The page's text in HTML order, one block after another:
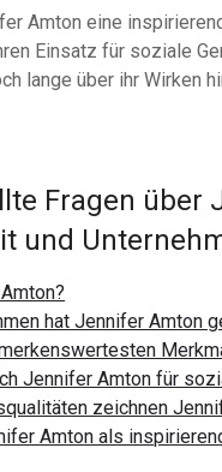
Amton eine
Einsatz für soziale
lange über ihr Wirken
Fragen über
und
hat Jennifer Amton
Jennifer Amton für
zeichnen
Amton als